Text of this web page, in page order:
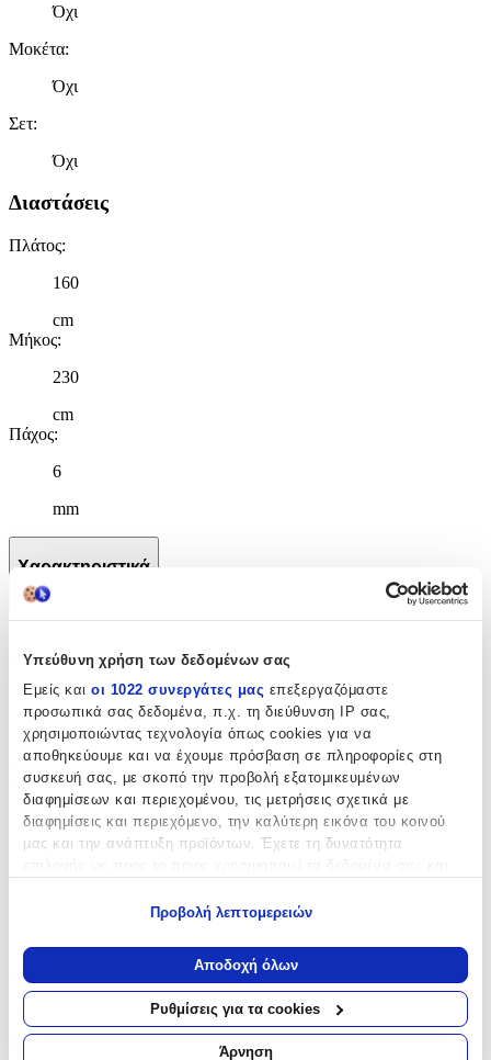
Υπεύθυνη χρήση των δεδομένων σας
Εμείς και οι 1022 συνεργάτες μας επεξεργαζόμαστε
προσωπικά σας δεδομένα, π.χ. τη διεύθυνση IP σας,
χρησιμοποιώντας τεχνολογία όπως cookies για να
αποθηκεύουμε και να έχουμε πρόσβαση σε πληροφορίες στη
συσκευή σας, με σκοπό την προβολή εξατομικευμένων
διαφημίσεων και περιεχομένου, τις μετρήσεις σχετικά με
διαφημίσεις και περιεχόμενο, την καλύτερη εικόνα του κοινού
μας και την ανάπτυξη προϊόντων. Έχετε τη δυνατότητα
Να συλλέξουμε πληροφορίες σχετικά με τη γεωγραφική
σας τοποθεσία, οι οποίες μπορεί να είναι ακριβείς σε
απόσταση μερικών μέτρων
Να αναγνωρίσουμε τη συσκευή σας σαρώνοντας ενεργά
για συγκεκριμένα χαρακτηριστικά (δακτυλικό αποτύπωμα)
Προβολή λεπτομερειών
Αποδοχή όλων
Ρυθμίσεις για τα cookies
Άρνηση
Όχι
Μοκέτα:
Όχι
Σετ:
Όχι
Διαστάσεις
Πλάτος:
160
cm
Μήκος:
230
cm
Πάχος:
6
mm
Χαρακτηριστικά
Χαρακτηριστικά
Κατασκευαστής:
Ezzo
Βασικά Χαρακτηριστικά
Ποιότητα:
Συνθετικό
Σχέδιο